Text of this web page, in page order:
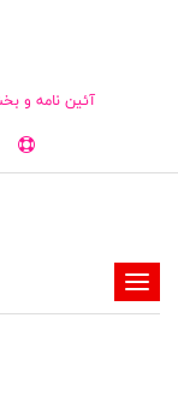
آئین نامه و
-
-